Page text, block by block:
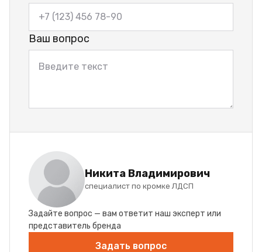
Ваш вопрос
Никита Владимирович
специалист по кромке ЛДСП
Задайте вопрос — вам ответит наш эксперт или
представитель бренда
Задать вопрос